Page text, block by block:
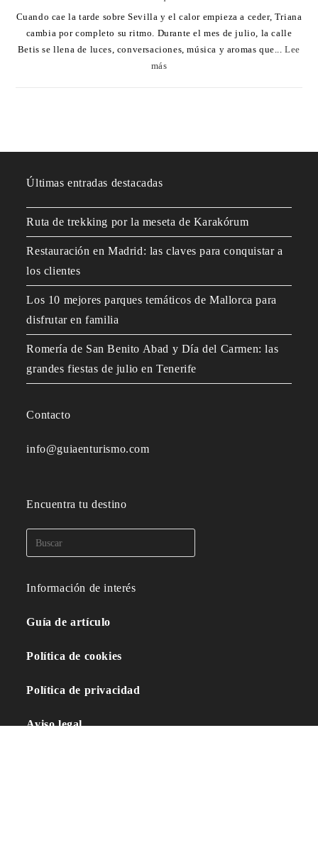
Cuando cae la tarde sobre Sevilla y el calor empieza a ceder, Triana
cambia por completo su ritmo. Durante el mes de julio, la calle
Betis se llena de luces, conversaciones, música y aromas que...Lee
más
Últimas entradas destacadas
Ruta de trekking por la meseta de Karakórum
Restauración en Madrid: las claves para conquistar a
los clientes
Los 10 mejores parques temáticos de Mallorca para
disfrutar en familia
Romería de San Benito Abad y Día del Carmen: las
grandes fiestas de julio en Tenerife
Contacto
info@guiaenturismo.com
Encuentra tu destino
Información de interés
Guía de artículo
Política de cookies
Política de privacidad
Aviso legal